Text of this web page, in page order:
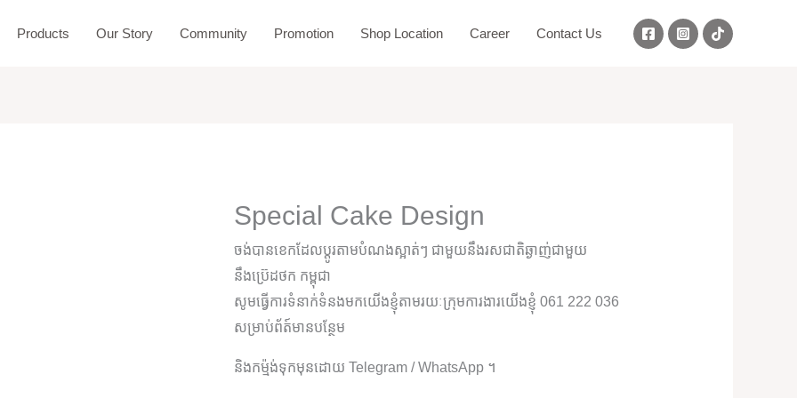
Products Our Story Community Promotion Shop Location Career Contact Us
Special Cake Design
ចង់បានខេកដែលប្តូរតាមបំណងស្អាត់ៗ ជាមួយនឹងរសជាតិឆ្ងាញ់ជាមួយ
នឹងប្រ៊េដថក កម្ពុជា
សូមធ្វើការទំនាក់ទំនងមកយើងខ្ញុំតាមរយៈក្រុមការងារយើងខ្ញុំ 061 222 036
សម្រាប់ព័ត៍មានបន្ថែម
និងកម្ម៉ង់ទុកមុនដោយ Telegram / WhatsApp ។